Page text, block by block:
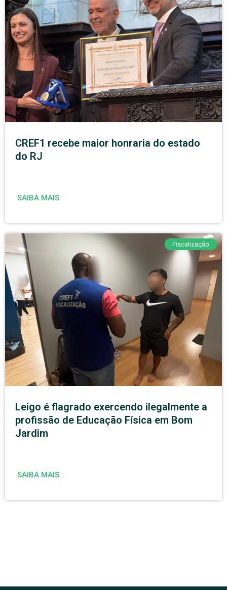
CREF1 recebe maior honraria do estado
do RJ
SAIBA MAIS
Fiscalização
Leigo é flagrado exercendo ilegalmente a
profissão de Educação Física em Bom
Jardim
SAIBA MAIS